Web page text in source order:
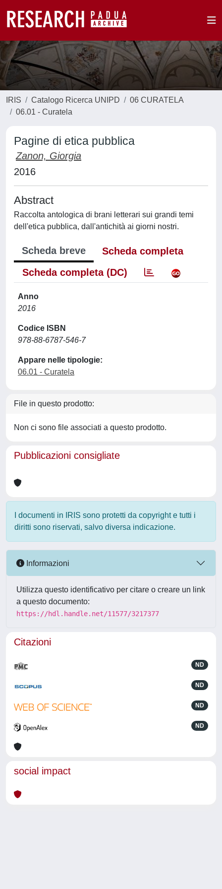
IRIS Catalogo Ricerca UNIPD
06 CURATELA
06.01 - Curatela
Pagine di etica pubblica
Zanon, Giorgia
2016
Abstract
Raccolta antologica di brani letterari sui grandi temi
dell'etica pubblica, dall'antichità ai giorni nostri.
Scheda breve
Scheda completa
Scheda completa (DC)
Anno
2016
Codice ISBN
978-88-6787-546-7
Appare nelle tipologie:
06.01 - Curatela
File in questo prodotto:
Non ci sono file associati a questo prodotto.
Pubblicazioni consigliate
I documenti in IRIS sono protetti da copyright e tutti i
diritti sono riservati, salvo diversa indicazione.
Informazioni
Utilizza questo identificativo per citare o creare un link
a questo documento:
https://hdl.handle.net/11577/3217377
Citazioni
ND
ND
ND
ND
social impact